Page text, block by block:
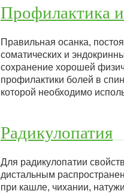
Профилактика
Правильная осанка,
соматических и
сохранение хорошей
профилактики болей в
которой необходимо
Радикулопатия
Для радикулопатии
дистальным
при кашле, чихании,